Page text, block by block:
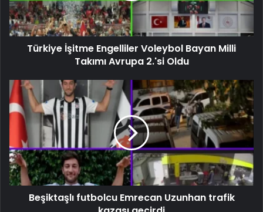
Türkiye İşitme Engelliler Voleybol Bayan Milli
Takımı Avrupa 2.'si Oldu
Beşiktaşlı futbolcu Emrecan Uzunhan trafik